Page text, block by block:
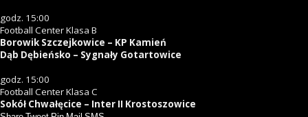
godz. 15:00
Football Center Klasa B
Borowik Szczejkowice – KP Kamień
Dąb Dębieńsko – Sygnały Gotartowice
godz. 15:00
Football Center Klasa C
Sokół Chwałęcice – Inter II Krostoszowice